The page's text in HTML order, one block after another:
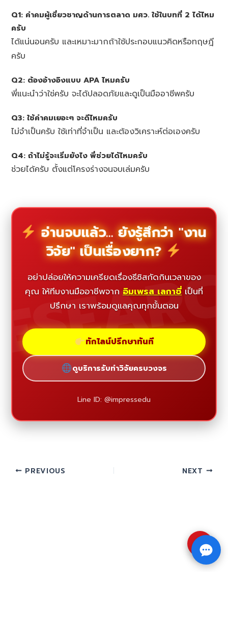
Q1: คำคมผู้เชี่ยวชาญด้านการตลาด มศว. ใช้ในบทที่ 2 ได้ไหม
ครับ
ได้แน่นอนครับ และเหมาะมากถ้าใช้ประกอบแนวคิดหรือทฤษฎี
ครับ
Q2: ต้องอ้างอิงแบบ APA ไหมครับ
พี่แนะนำว่าใช่ครับ จะได้ปลอดภัยและดูเป็นมืออาชีพครับ
Q3: ใช้คำคมเยอะๆ จะดีไหมครับ
ไม่จำเป็นครับ ใช้เท่าที่จำเป็น และต้องวิเคราะห์ต่อเองครับ
Q4: ถ้าไม่รู้จะเริ่มยังไง พี่ช่วยได้ไหมครับ
ช่วยได้ครับ ตั้งแต่โครงร่างจนจบเล่มครับ
อ่านจบแล้ว... ยังรู้สึกว่า "งาน
วิจัย" เป็นเรื่องยาก?
อย่าปล่อยให้ความเครียดเรื่องธีซิสกัดกินเวลาของ
คุณ ให้ทีมงานมืออาชีพจาก อิมเพรส เลกาซี่ เป็นที่
ปรึกษา เราพร้อมดูแลคุณทุกขั้นตอน
ทักไลน์ปรึกษาทันที
ดูบริการรับทำวิจัยครบวงจร
Line ID: @impressedu
PREVIOUS NEXT
⇧